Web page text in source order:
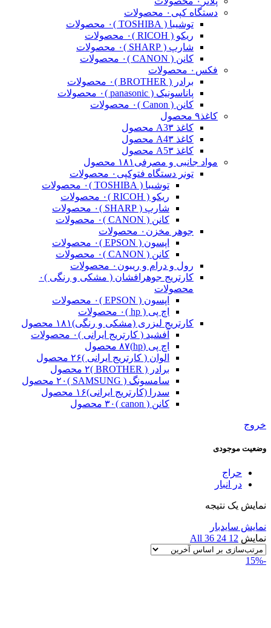
دستگاه کپی ۰ محصولات
توشیبا ( TOSHIBA )
۰ محصولات
ریکو ( RICOH )
۰ محصولات
شارپ ( SHARP )
۰ محصولات
کانن ( CANON )
۰ محصولات
فکس ۰ محصولات
برادر ( BROTHER )
۰ محصولات
پاناسونیک ( panasonic )
۰ محصولات
کانن ( Canon )
۰ محصولات
کاغذ۹ محصول
کاغذ A3 ۳ محصول
کاغذ A4 ۳ محصول
کاغذ A5 ۳ محصول
مواد جانبی و مصرفی ۱۸۱ محصول
تونر دستگاه فتوکپی ۰ محصولات
توشیبا ( TOSHIBA )
۰ محصولات
ریکو ( RICOH )
۰ محصولات
شارپ ( SHARP )
۰ محصولات
کانن ( CANON )
۰ محصولات
جوهر مخزن ۰ محصولات
اپسون ( EPSON )
۰ محصولات
کانن ( CANON )
۰ محصولات
رول و درام و ریبون ۰ محصولات
کارتریج جوهرافشان ( مشکی و رنگی )۰
محصولات
اپسون ( EPSON )
۰ محصولات
اچ پی ( hp )
۰ محصولات
کارتریج لیزری (مشکی و رنگی)۱۸۱ محصول
آفشید ( کارتریج ایرانی )۰ محصولات
اچ پی (hp)
۸۷ محصول
الوان ( کارتریج ایرانی )۲۶ محصول
برادر ( BROTHER )
۲ محصول
سامسونگ ( SAMSUNG )
۲۰ محصول
سدرا (کارتریج ایرانی)۱۶ محصول
کانن ( canon )
۳۰ محصول
خروج
وضعیت موجودی
حراج
در انبار
نمایش یک نتیجه
نمایش سایدبار
نمایش 12
24
36
All
-15%